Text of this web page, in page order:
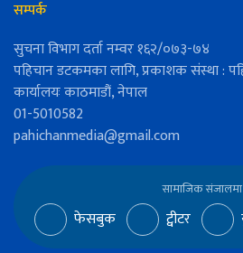
सम्पर्क
सुचना विभाग दर्ता नम्वर १६२/०७३-७४
पहिचान डटकमका लागि, प्रकाशक संस्था :
कार्यालयः काठमाडौं, नेपाल
01-5010582
pahichanmedia@gmail.com
सामाजिक संजालमा
फेसबुक ट्वीटर